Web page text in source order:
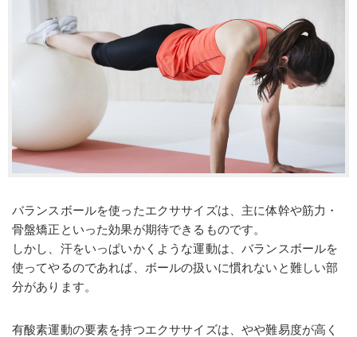
バランスボールを使ったエクササイズは、主に体幹や筋力・
骨盤矯正といった効果が期待できるものです。
しかし、汗をいっぱいかくような運動は、バランスボールを
使ってやるのであれば、ボールの扱いに慣れないと難しい部
分があります。
有酸素運動の要素を持つエクササイズは、やや難易度が高く